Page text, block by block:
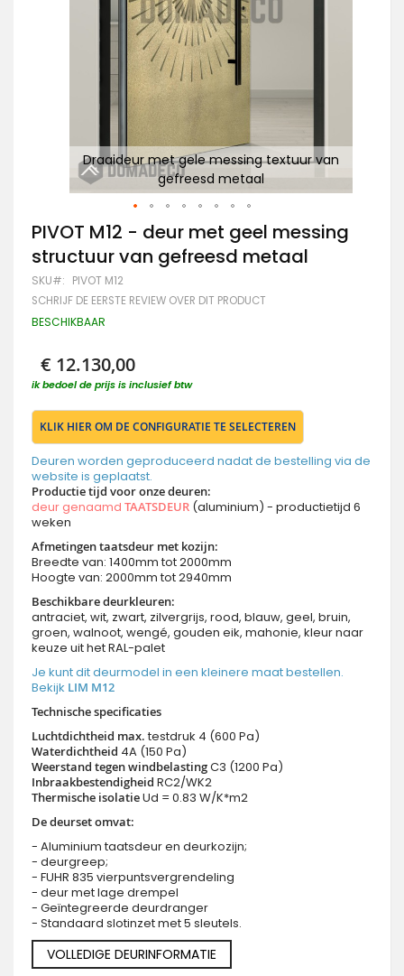
Draaideur met gele messing textuur van
gefreesd metaal
Ga
naar
het
begin
van
de
afbeeldingen-
PIVOT M12 - deur met geel messing
structuur van gefreesd metaal
SKU PIVOT M12
SCHRIJF DE EERSTE REVIEW OVER DIT PRODUCT
BESCHIKBAAR
€ 12.130,00
ik bedoel de prijs is inclusief btw
KLIK HIER OM DE CONFIGURATIE TE SELECTEREN
Deuren worden geproduceerd nadat de bestelling via de
website is geplaatst.
Productie tijd voor onze deuren:
deur genaamd TAATSDEUR (aluminium) - productietijd 6
weken
Afmetingen taatsdeur met kozijn:
Breedte van: 1400mm tot 2000mm
Hoogte van: 2000mm tot 2940mm
Beschikbare deurkleuren:
antraciet, wit, zwart, zilvergrijs, rood, blauw, geel, bruin,
groen, walnoot, wengé, gouden eik, mahonie, kleur naar
keuze uit het RAL-palet
Je kunt dit deurmodel in een kleinere maat bestellen.
Bekijk LIM M12
Technische specificaties
Luchtdichtheid max.testdruk 4 (600 Pa)
Waterdichtheid 4A (150 Pa)
Weerstand tegen windbelastingC3 (1200 Pa)
Inbraakbestendigheid RC2/WK2
Thermische isolatieUd = 0.83 W/K*m2
De deurset omvat:
- Aluminium taatsdeur en deurkozijn;
- deurgreep;
- FUHR 835 vierpuntsvergrendeling
- deur met lage drempel
- Geïntegreerde deurdranger
- Standaard slotinzet met 5 sleutels.
VOLLEDIGE DEURINFORMATIE